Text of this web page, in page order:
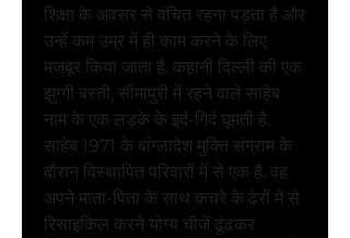
शिक्षा के अवसर से वंचित रहना पड़ता है और
उन्हें कम उम्र में ही काम करने के लिए
मजबूर किया जाता है. कहानी दिल्ली की एक
झुग्गी बस्ती, सीमापुरी में रहने वाले साहेब
नाम के एक लड़के के इर्द-गिर्द घूमती है.
साहेब 1971 के बांग्लादेश मुक्ति संग्राम के
दौरान विस्थापित परिवारों में से एक है. वह
अपने माता-पिता के साथ कचरे के ढेरों में से
रिसाइकिल करने योग्य चीजें ढूंढकर